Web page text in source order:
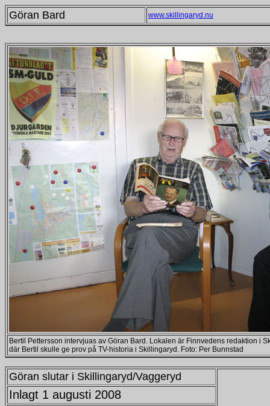
Göran Bard www.skillingaryd.nu
Bertil Pettersson intervjuas av Göran Bard. Lokalen är Finnvedens redaktion i
där Bertil skulle ge prov på TV-historia i Skillingaryd. Foto: Per Bunnstad
Göran slutar i Skillingaryd/Vaggeryd
Inlagt 1 augusti 2008